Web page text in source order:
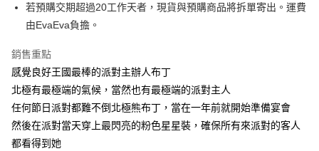
若預購交期超過20工作天者，現貨與預購商品將拆單寄出。運費
由EvaEva負擔。
銷售重點
感覺良好王國最棒的派對主辦人布丁
北極有最極端的氣候，當然也有最極端的派對主人
任何節日派對都難不倒北極熊布丁，當在一年前就開始準備宴會
然後在派對當天穿上最閃亮的粉色星星裝，確保所有來派對的客人
都看得到她